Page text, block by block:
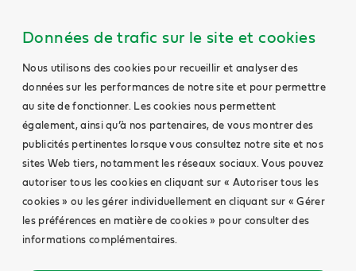
Données de trafic sur le site et cookies
Nous utilisons des cookies pour recueillir et analyser des
données sur les performances de notre site et pour permettre
au site de fonctionner. Les cookies nous permettent
également, ainsi qu’à nos partenaires, de vous montrer des
publicités pertinentes lorsque vous consultez notre site et nos
sites Web tiers, notamment les réseaux sociaux. Vous pouvez
autoriser tous les cookies en cliquant sur « Autoriser tous les
cookies » ou les gérer individuellement en cliquant sur « Gérer
les préférences en matière de cookies » pour consulter des
informations complémentaires.